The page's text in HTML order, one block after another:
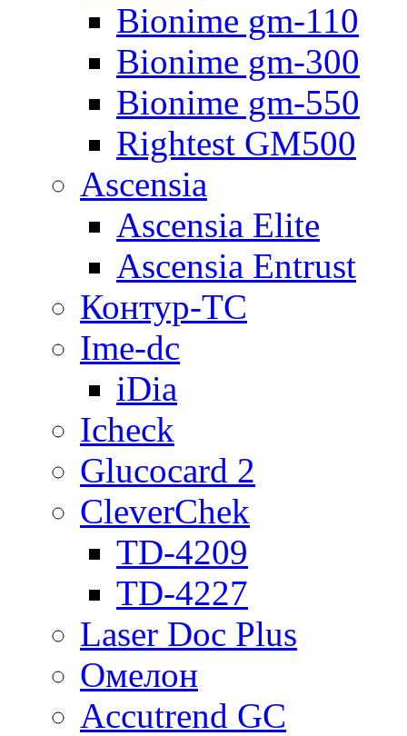
Bionime gm-110
Bionime gm-300
Bionime gm-550
Rightest GM500
Ascensia
Ascensia Elite
Ascensia Entrust
Контур-ТС
Ime-dc
iDia
Icheck
Glucocard 2
CleverChek
TD-4209
TD-4227
Laser Doc Plus
Омелон
Accutrend GC